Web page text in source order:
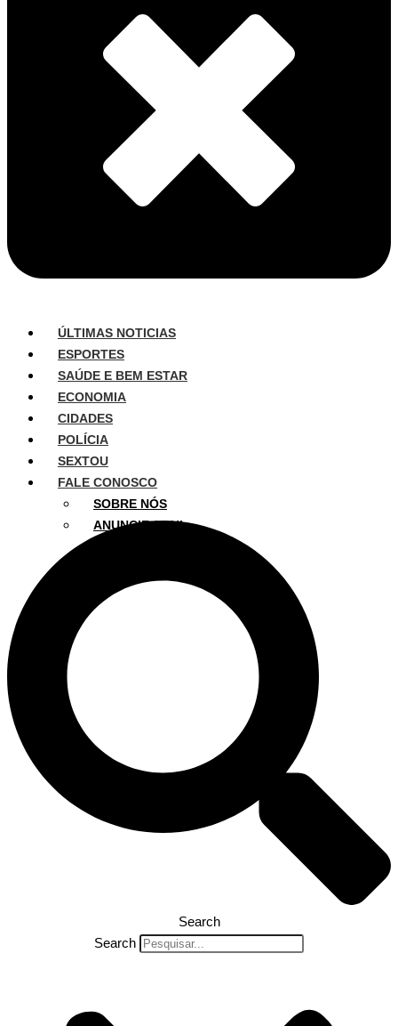
ÚLTIMAS NOTICIAS
ESPORTES
SAÚDE E BEM ESTAR
ECONOMIA
CIDADES
POLÍCIA
SEXTOU
FALE CONOSCO
SOBRE NÓS
ANUNCIE AQUI
Search
Search